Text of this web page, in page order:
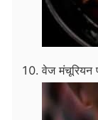
वेज मंचूरियन